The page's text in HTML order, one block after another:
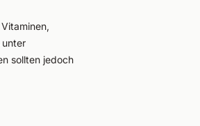
unter
sollten jedoch